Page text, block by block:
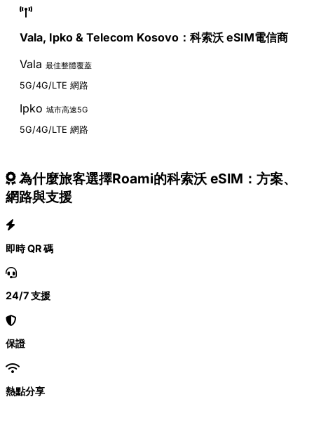
Vala, Ipko & Telecom Kosovo：科索沃 eSIM電信商
Vala 最佳整體覆蓋
5G/4G/LTE 網路
Ipko 城市高速5G
5G/4G/LTE 網路
為什麼旅客選擇Roami的科索沃 eSIM：方案、
網路與支援
即時 QR 碼
24/7 支援
保證
熱點分享